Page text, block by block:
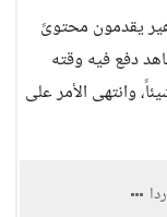
يقدمون محتوىً
دفع فيه وقته
وانتهى الأمر على